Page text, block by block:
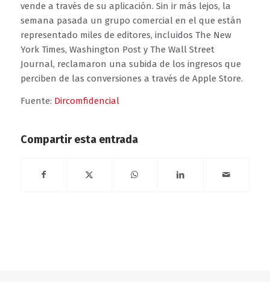
vende a través de su aplicación. Sin ir más lejos, la
semana pasada un grupo comercial en el que están
representado miles de editores, incluidos The New
York Times, Washington Post y The Wall Street
Journal, reclamaron una subida de los ingresos que
perciben de las conversiones a través de Apple Store.
Fuente: Dircomfidencial
Compartir esta entrada